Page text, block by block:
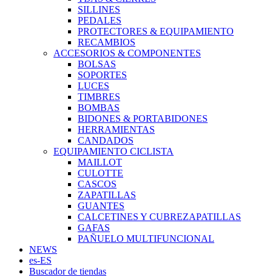
SILLINES
PEDALES
PROTECTORES & EQUIPAMIENTO
RECAMBIOS
ACCESORIOS & COMPONENTES
BOLSAS
SOPORTES
LUCES
TIMBRES
BOMBAS
BIDONES & PORTABIDONES
HERRAMIENTAS
CANDADOS
EQUIPAMIENTO CICLISTA
MAILLOT
CULOTTE
CASCOS
ZAPATILLAS
GUANTES
CALCETINES Y CUBREZAPATILLAS
GAFAS
PAÑUELO MULTIFUNCIONAL
NEWS
es-ES
Buscador de tiendas